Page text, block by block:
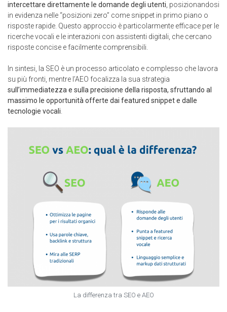
intercettare direttamente le domande degli utenti , posizionandosi
in evidenza nelle “posizioni zero” come snippet in primo piano o
risposte rapide. Questo approccio è particolarmente efficace per le
ricerche vocali e le interazioni con assistenti digitali, che cercano
risposte concise e facilmente comprensibili.
In sintesi, la SEO è un processo articolato e complesso che lavora
su più fronti, mentre l’AEO focalizza la sua strategia
sull’immediatezza e sulla precisione della risposta, sfruttando al
massimo le opportunità offerte dai featured snippet e dalle
tecnologie vocali
La differenza tra SEO e AEO